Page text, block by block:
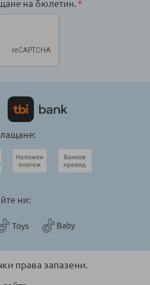
на бюлетин.
ни:
права запазени.